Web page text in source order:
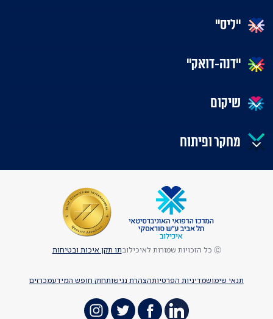
"ליס"
"דנה-דואק"
שיקום
מחקר ופיתוח
תנאי שימושמדיניות הפרטיותהצהרת נגישותחוק חופש המידעמכרזים
Ⓒ כל הזכויות שמורות לאיכילוב תו תקן איכות ובטיחות